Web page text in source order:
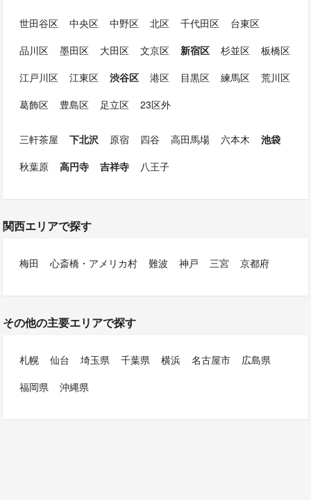
世田谷区 中央区 中野区 北区 千代田区
台東区
品川区
墨田区 大田区 文京区 新宿区 杉並区
板橋区
江戸川区
江東区 渋谷区 港区 目黒区 練馬区
荒川区
葛飾区
豊島区 足立区 23区外
三軒茶屋 下北沢 原宿 四谷 高田馬場 六本木
池袋
秋葉原
高円寺 吉祥寺 八王子
関西エリアで探す
梅田 心斎橋・アメリカ村 難波 神戸 三宮 京都府
その他の主要エリアで探す
札幌 仙台 埼玉県 千葉県 横浜 名古屋市
広島県
福岡県
沖縄県